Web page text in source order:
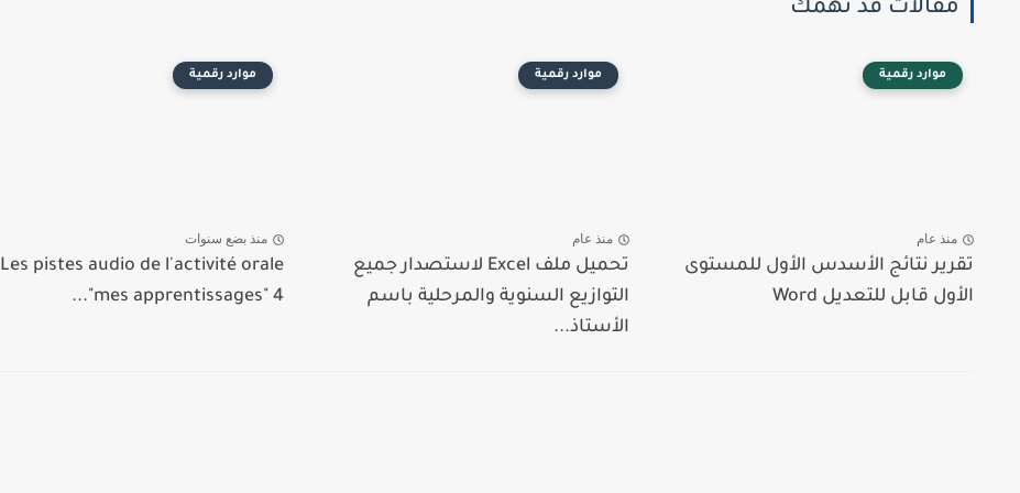
مقالات قد تهمك
موارد رقمية
منذ عام
تقرير نتائج الأسدس الأول للمستوى
الأول قابل للتعديل Word
موارد رقمية
منذ عام
تحميل ملف Excel لاستصدار جميع
التوازيع السنوية والمرحلية باسم
الأستاذ...
موارد رقمية
منذ بضع سنوات
Les pistes audio de l'activité orale
"mes apprentissages" 4...